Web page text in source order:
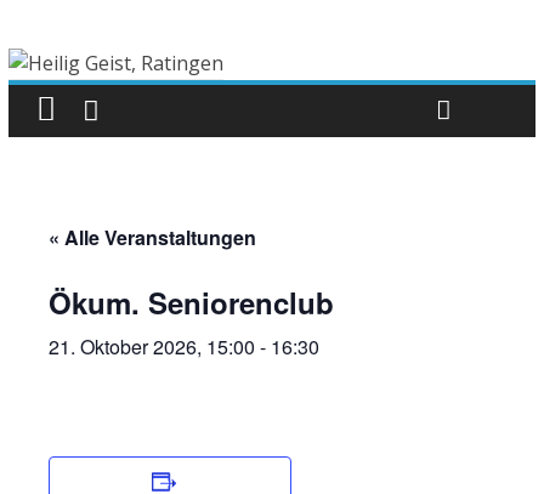
« Alle Veranstaltungen
Ökum. Seniorenclub
21. Oktober 2026, 15:00 - 16:30